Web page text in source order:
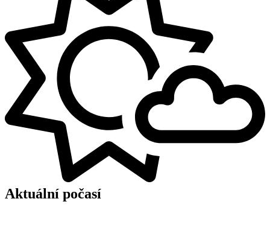
Aktuální počasí